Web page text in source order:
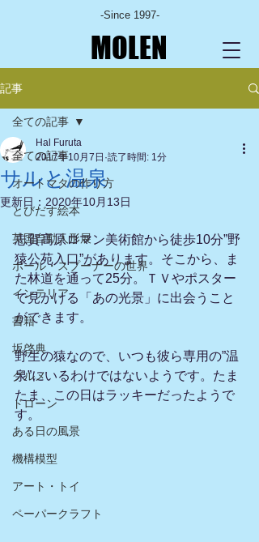
-Since 1997-
MOLEN
記事
全ての記事
オートマタの作り方
とびだす絵本
英国自動人形展
ポール・スプーナーの世界
インテリア
書籍
坂啓典
グルメ
ドローン
ある日の風景
機構模型
アート・トイ
ペーパークラフト
全ての記事
サルと温泉
Hal Furuta
2017年10月7日 読了時間: 1分
更新日： 2020年10月13日
志賀高原ロマン美術館から徒歩10分”野
猿公苑入口”があります。そこから、ま
た林道を通って25分。ＴＶやポスター
で見かける「あの光景」に出会うこと
ができます。
野生の猿なので、いつも彼ら専用の”温
泉”にいるわけではないようです。たま
たま、この日はラッキーだったようで
す。